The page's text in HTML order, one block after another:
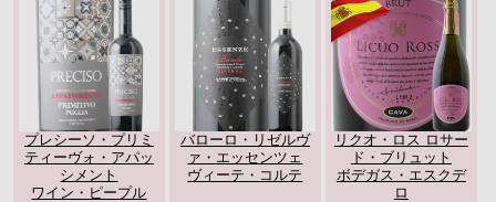
プレシーソ・プリミ
ティーヴォ・アパッ
シメント
ワイン・ピープル
バローロ・リゼルヴ
ァ・エッセンツェ
ヴィーテ・コルテ
リクオ・ロス ロサー
ド・ブリュット
ボデガス・エスクデ
ロ